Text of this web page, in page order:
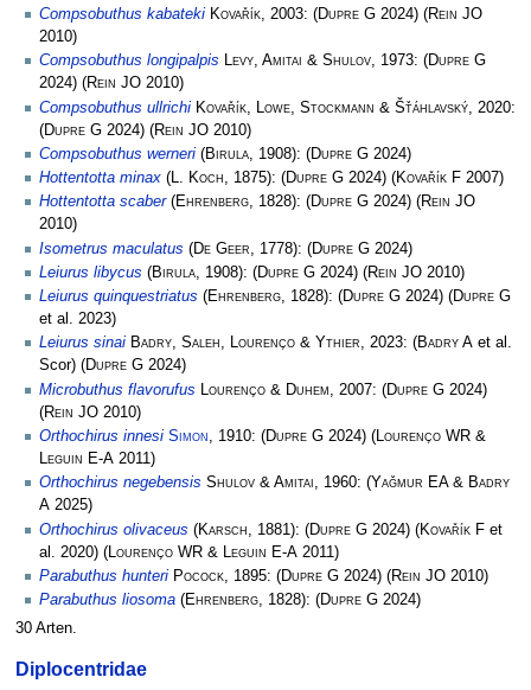
Compsobuthus kabateki Kovařík, 2003: (Dupre G 2024) (Rein JO
2010)
Compsobuthus longipalpis Levy, Amitai & Shulov, 1973: (Dupre G
2024) (Rein JO 2010)
Compsobuthus ullrichi Kovařík, Lowe, Stockmann & Šťáhlavský , 2020:
(Dupre G 2024) (Rein JO 2010)
Compsobuthus werneri (Birula, 1908): (Dupre G 2024)
Hottentotta minax (L. Koch, 1875): (Dupre G 2024) (Kovařík F 2007)
Hottentotta scaber(Ehrenberg, 1828): (Dupre G 2024) (Rein JO
2010)
Isometrus maculatus (De Geer , 1778): (Dupre G 2024)
Leiurus libycus (Birula, 1908): (Dupre G 2024) (Rein JO 2010)
Leiurus quinquestriatus (Ehrenberg, 1828): (Dupre G 2024) (Dupre G
et al. 2023)
Leiurus sinai Badry, Saleh, Lourenço & Ythier, 2023: (Badry A et al.
Scor) (Dupre G 2024)
Microbuthus flavorufus
Lourenço & Duhem , 2007: (Dupre G 2024)
(Rein JO 2010)
Orthochirus innesi Simon, 1910: (Dupre G 2024) (Lourenço WR &
Leguin E-A 2011)
Orthochirus negebensis Shulov & Amitai, 1960: (Yağmur EA & Badry
A 2025)
Orthochirus olivaceus (Karsch , 1881): (Dupre G 2024) (Kovařík F et
al. 2020) ( Lourenço WR & Leguin E-A 2011)
Parabuthus hunteri Pocock, 1895: (Dupre G 2024) (Rein JO 2010)
Parabuthus liosoma (Ehrenberg, 1828): (Dupre G 2024)
30 Arten.
Diplocentridae